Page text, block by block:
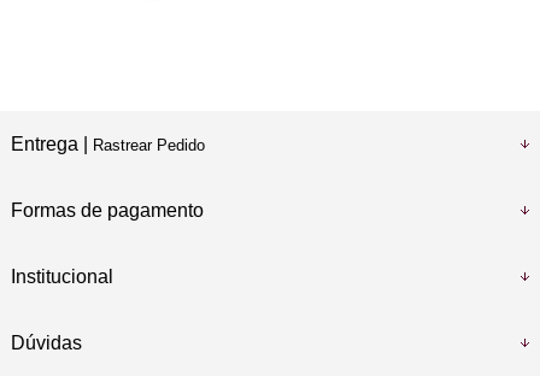
Entrega | Rastrear Pedido
Formas de pagamento
Institucional
Dúvidas